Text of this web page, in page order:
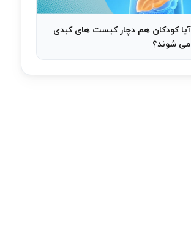
آیا کودکان هم دچار کیست های کبدی
می شوند؟